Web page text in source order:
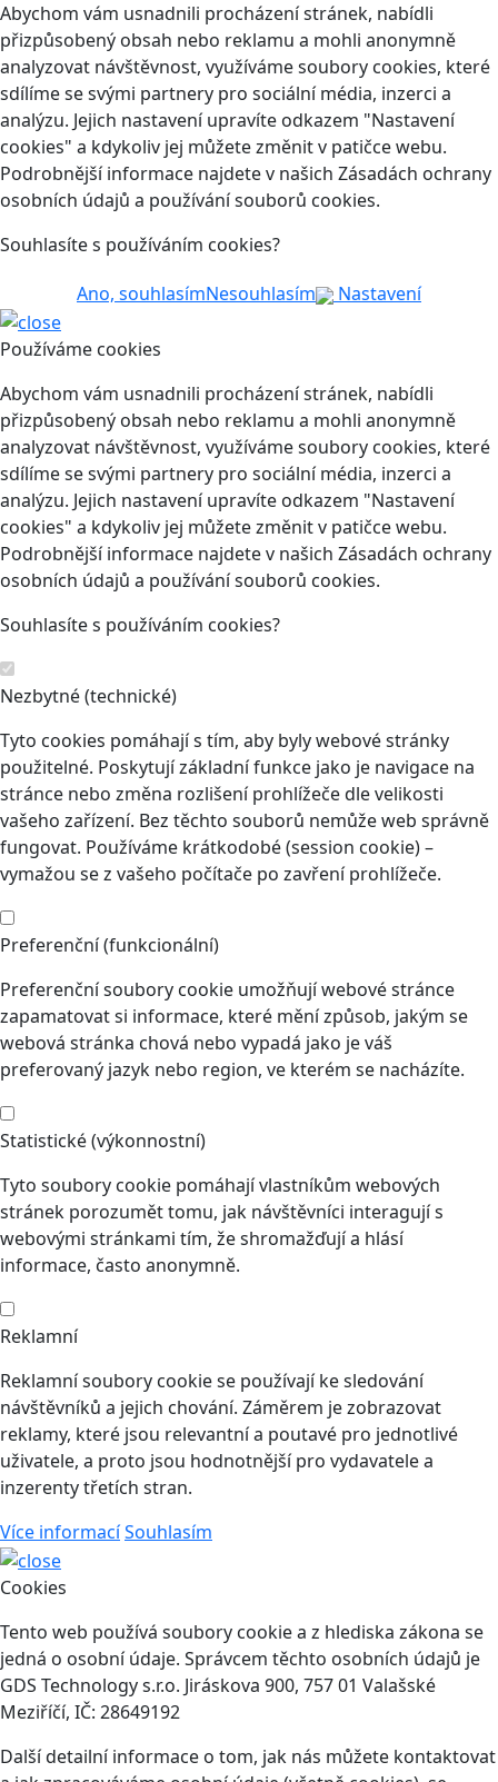
Abychom vám usnadnili procházení stránek, nabídli
přizpůsobený obsah nebo reklamu a mohli anonymně
analyzovat návštěvnost, využíváme soubory cookies, které
sdílíme se svými partnery pro sociální média, inzerci a
analýzu. Jejich nastavení upravíte odkazem "Nastavení
cookies" a kdykoliv jej můžete změnit v patičce webu.
Podrobnější informace najdete v našich Zásadách ochrany
osobních údajů a používání souborů cookies.
Souhlasíte s používáním cookies?
Ano, souhlasímNesouhlasím Nastavení
Používáme cookies
Abychom vám usnadnili procházení stránek, nabídli
přizpůsobený obsah nebo reklamu a mohli anonymně
analyzovat návštěvnost, využíváme soubory cookies, které
sdílíme se svými partnery pro sociální média, inzerci a
analýzu. Jejich nastavení upravíte odkazem "Nastavení
cookies" a kdykoliv jej můžete změnit v patičce webu.
Podrobnější informace najdete v našich Zásadách ochrany
osobních údajů a používání souborů cookies.
Souhlasíte s používáním cookies?
Nezbytné (technické)
Tyto cookies pomáhají s tím, aby byly webové stránky
použitelné. Poskytují základní funkce jako je navigace na
stránce nebo změna rozlišení prohlížeče dle velikosti
vašeho zařízení. Bez těchto souborů nemůže web správně
fungovat. Používáme krátkodobé (session cookie) –
vymažou se z vašeho počítače po zavření prohlížeče.
Preferenční (funkcionální)
Preferenční soubory cookie umožňují webové stránce
zapamatovat si informace, které mění způsob, jakým se
webová stránka chová nebo vypadá jako je váš
preferovaný jazyk nebo region, ve kterém se nacházíte.
Statistické (výkonnostní)
Tyto soubory cookie pomáhají vlastníkům webových
stránek porozumět tomu, jak návštěvníci interagují s
webovými stránkami tím, že shromažďují a hlásí
informace, často anonymně.
Reklamní
Reklamní soubory cookie se používají ke sledování
návštěvníků a jejich chování. Záměrem je zobrazovat
reklamy, které jsou relevantní a poutavé pro jednotlivé
uživatele, a proto jsou hodnotnější pro vydavatele a
inzerenty třetích stran.
Více informacíSouhlasím
Cookies
Tento web používá soubory cookie a z hlediska zákona se
jedná o osobní údaje. Správcem těchto osobních údajů je
GDS Technology s.r.o. Jiráskova 900, 757 01 Valašské
Meziříčí, IČ: 28649192
Další detailní informace o tom, jak nás můžete kontaktovat